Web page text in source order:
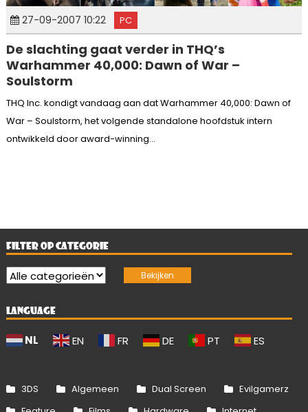
27-09-2007 10:22 PC
De slachting gaat verder in THQ’s
Warhammer 40,000: Dawn of War –
Soulstorm
THQ Inc. kondigt vandaag aan dat Warhammer 40,000: Dawn of
War – Soulstorm, het volgende standalone hoofdstuk intern
ontwikkeld door award-winning...
FILTER OP CATEGORIE
LANGUAGE
NL EN FR DE PT ES
3DS Algemeen Dual Screen
Evilgamerz